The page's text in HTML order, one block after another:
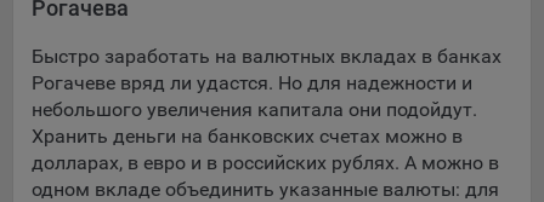
Подобные функции улучшают условия работы
9.3. Файлы cookie предпочтений, например, для настройки
контента. Данные файлы cookie собирают информацию о
выборе пользователя на сайте и его предпочтениях и
позволяют Обществу «запомнить» информацию о
выбранном пользователем городе и других местных
Рогачева
Быстро заработать на валютных вкладах в банках
Рогачеве вряд ли удастся. Но для надежности и
небольшого увеличения капитала они подойдут.
Хранить деньги на банковских счетах можно в
долларах, в евро и в российских рублях. А можно в
одном вкладе объединить указанные валюты: для